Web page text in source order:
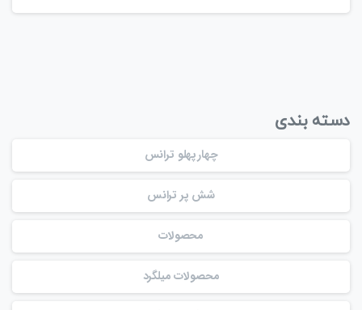
دسته بندی
چهارپهلو ترانس
شش پر ترانس
محصولات
محصولات میلگرد